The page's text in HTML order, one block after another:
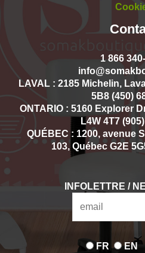
1 866
LAVAL : 2185 Michelin,
5B8 (450)
ONTARIO : 5160 Explorer
L4W 4T7
QUÉBEC : 1200, avenue
103, Québec G2E
INFOLETTRE /
FR EN